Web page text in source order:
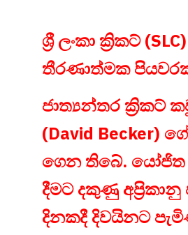
ශ්‍රී ලංකා ක්‍රිකට්
තීරණාත්මක
ජාත්‍යන්තර ක්‍රිකට්
(David Becker)
ගෙන තිබේ. යෝජිත
දීමට දකුණු
දිනකදී දිවයිනට